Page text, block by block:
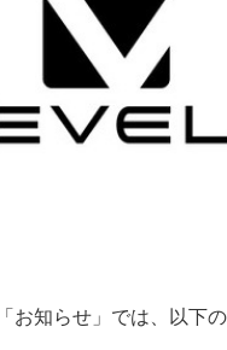
お知らせ」では、以下